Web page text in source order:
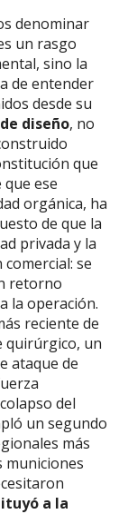
denominar
un rasgo
sino la
de entender
desde su
diseño, no
que
ese
orgánica, ha
de que la
privada y la
se
retorno
la operación.
reciente de
quirúrgico, un
ataque de
del
un segundo
más
municiones
a la